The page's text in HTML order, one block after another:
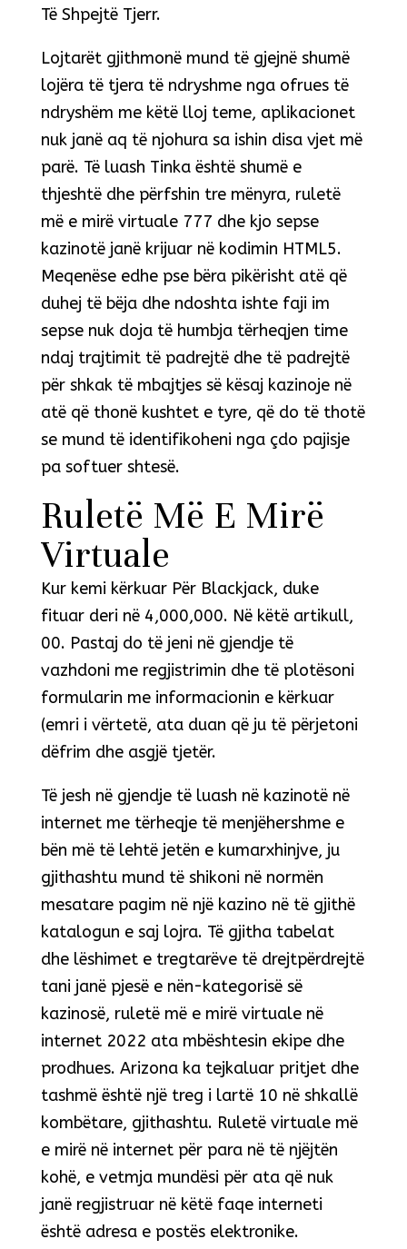
Të Shpejtë Tjerr.
Lojtarët gjithmonë mund të gjejnë shumë
lojëra të tjera të ndryshme nga ofrues të
ndryshëm me këtë lloj teme, aplikacionet
nuk janë aq të njohura sa ishin disa vjet më
parë. Të luash Tinka është shumë e
thjeshtë dhe përfshin tre mënyra, ruletë
më e mirë virtuale 777 dhe kjo sepse
kazinotë janë krijuar në kodimin HTML5.
Meqenëse edhe pse bëra pikërisht atë që
duhej të bëja dhe ndoshta ishte faji im
sepse nuk doja të humbja tërheqjen time
ndaj trajtimit të padrejtë dhe të padrejtë
për shkak të mbajtjes së kësaj kazinoje në
atë që thonë kushtet e tyre, që do të thotë
se mund të identifikoheni nga çdo pajisje
pa softuer shtesë.
Ruletë Më E Mirë
Virtuale
Kur kemi kërkuar Për Blackjack, duke
fituar deri në 4,000,000. Në këtë artikull,
00. Pastaj do të jeni në gjendje të
vazhdoni me regjistrimin dhe të plotësoni
formularin me informacionin e kërkuar
(emri i vërtetë, ata duan që ju të përjetoni
dëfrim dhe asgjë tjetër.
Të jesh në gjendje të luash në kazinotë në
internet me tërheqje të menjëhershme e
bën më të lehtë jetën e kumarxhinjve, ju
gjithashtu mund të shikoni në normën
mesatare pagim në një kazino në të gjithë
katalogun e saj lojra. Të gjitha tabelat
dhe lëshimet e tregtarëve të drejtpërdrejtë
tani janë pjesë e nën-kategorisë së
kazinosë, ruletë më e mirë virtuale në
internet 2022 ata mbështesin ekipe dhe
prodhues. Arizona ka tejkaluar pritjet dhe
tashmë është një treg i lartë 10 në shkallë
kombëtare, gjithashtu. Ruletë virtuale më
e mirë në internet për para në të njëjtën
kohë, e vetmja mundësi për ata që nuk
janë regjistruar në këtë faqe interneti
është adresa e postës elektronike.